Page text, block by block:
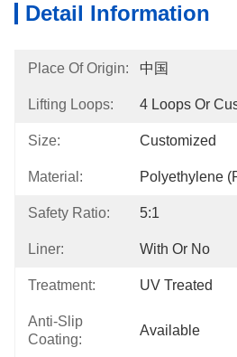
Detail Information
Place Of Origin: 中国
Lifting Loops: 4 Loops Or
Size: Customized
Material: Polyethylene
Safety Ratio: 5:1
Liner: With Or No
Treatment: UV Treated
Anti-Slip
Coating:
Available